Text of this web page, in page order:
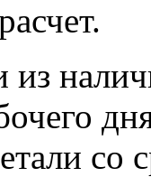
из
со